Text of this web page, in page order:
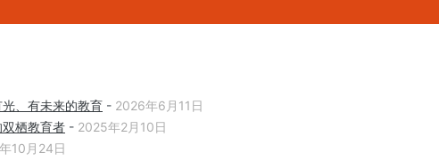
、有未来的教育 - 2026年6月11日
栖教育者 - 2025年2月10日
10月24日